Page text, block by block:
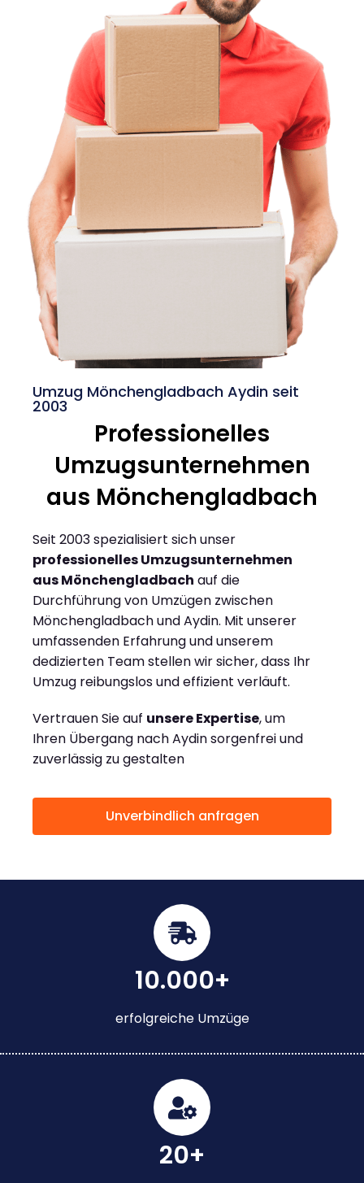
Umzug Mönchengladbach Aydin seit
2003
Professionelles
Umzugsunternehmen
aus Mönchengladbach
Seit 2003 spezialisiert sich unser
professionelles Umzugsunternehmen
aus Mönchengladbach auf die
Durchführung von Umzügen zwischen
Mönchengladbach und Aydin. Mit unserer
umfassenden Erfahrung und unserem
dedizierten Team stellen wir sicher, dass Ihr
Umzug reibungslos und effizient verläuft.
Vertrauen Sie auf unsere Expertise, um
Ihren Übergang nach Aydin sorgenfrei und
zuverlässig zu gestalten
Unverbindlich anfragen
10.000+
erfolgreiche Umzüge
20+